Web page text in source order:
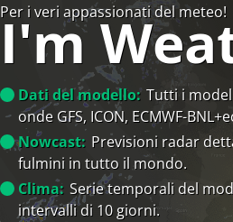
Per i veri appassionati del meteo!
I'm
Dati del modello: Tutti i
onde GFS, ICON, ECMWF-
Nowcast: Previsioni radar
fulmini in tutto il mondo.
Clima: Serie temporali del
intervalli di 10 giorni.